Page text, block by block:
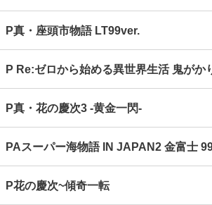
P真・座頭市物語 LT99ver.
P Re:ゼロから始める異世界生活 鬼がか
P真・花の慶次3 ‐黄金一閃‐
PAスーパー海物語 IN JAPAN2 金富士
P花の慶次~傾奇一転